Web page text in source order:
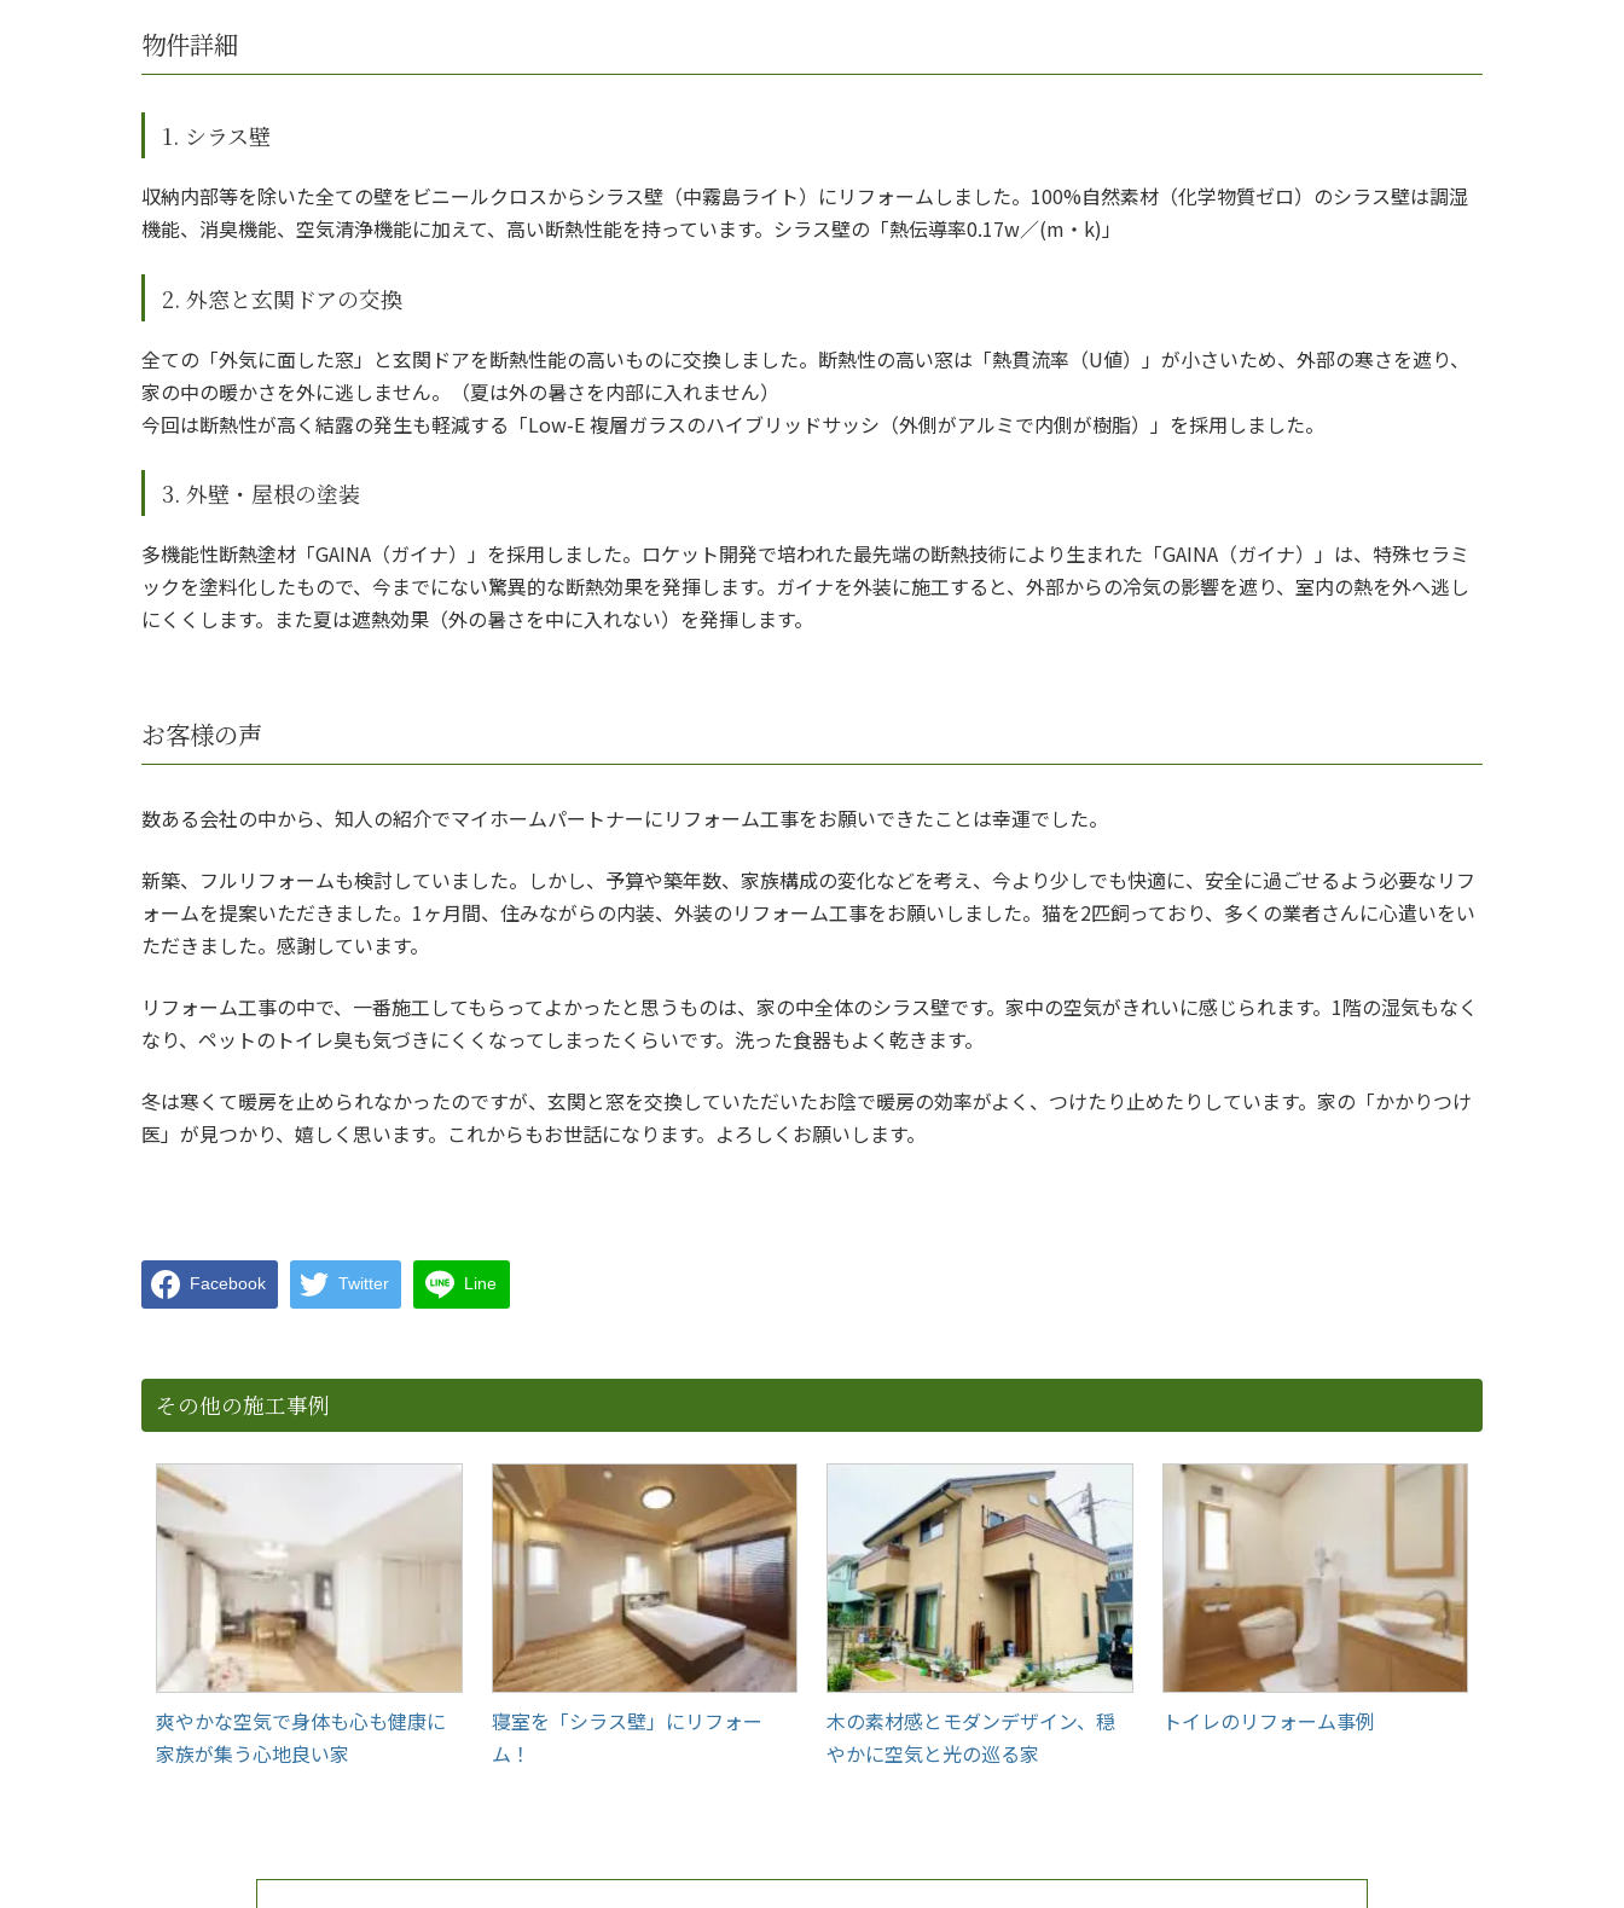
物件詳細
1. シラス壁
収納内部等を除いた全ての壁をビニールクロスからシラス壁（中霧島ライト）にリフォームしました。100%自然素材（化学物質ゼロ）のシラス壁は調湿
機能、消臭機能、空気清浄機能に加えて、高い断熱性能を持っています。シラス壁の「熱伝導率0.17w／(m・k)」
2. 外窓と玄関ドアの交換
全ての「外気に面した窓」と玄関ドアを断熱性能の高いものに交換しました。断熱性の高い窓は「熱貫流率（U値）」が小さいため、外部の寒さを遮り、
家の中の暖かさを外に逃しません。（夏は外の暑さを内部に入れません）
今回は断熱性が高く結露の発生も軽減する「Low-E 複層ガラスのハイブリッドサッシ（外側がアルミで内側が樹脂）」を採用しました。
3. 外壁・屋根の塗装
多機能性断熱塗材「GAINA（ガイナ）」を採用しました。ロケット開発で培われた最先端の断熱技術により生まれた「GAINA（ガイナ）」は、特殊セラミ
ックを塗料化したもので、今までにない驚異的な断熱効果を発揮します。ガイナを外装に施工すると、外部からの冷気の影響を遮り、室内の熱を外へ逃し
にくくします。また夏は遮熱効果（外の暑さを中に入れない）を発揮します。
お客様の声
数ある会社の中から、知人の紹介でマイホームパートナーにリフォーム工事をお願いできたことは幸運でした。
新築、フルリフォームも検討していました。しかし、予算や築年数、家族構成の変化などを考え、今より少しでも快適に、安全に過ごせるよう必要なリフ
ォームを提案いただきました。1ヶ月間、住みながらの内装、外装のリフォーム工事をお願いしました。猫を2匹飼っており、多くの業者さんに心遣いをい
ただきました。感謝しています。
リフォーム工事の中で、一番施工してもらってよかったと思うものは、家の中全体のシラス壁です。家中の空気がきれいに感じられます。1階の湿気もなく
なり、ペットのトイレ臭も気づきにくくなってしまったくらいです。洗った食器もよく乾きます。
冬は寒くて暖房を止められなかったのですが、玄関と窓を交換していただいたお陰で暖房の効率がよく、つけたり止めたりしています。家の「かかりつけ
医」が見つかり、嬉しく思います。これからもお世話になります。よろしくお願いします。
Facebook Twitter Line
その他の施工事例
爽やかな空気で身体も心も健康に
家族が集う心地良い家
寝室を「シラス壁」にリフォー
ム！
木の素材感とモダンデザイン、穏
やかに空気と光の巡る家
トイレのリフォーム事例